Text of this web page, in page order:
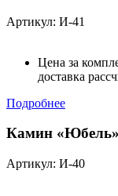
Артикул: И-41
Цена за
доставка
Подробнее
Камин «Юбель»
Артикул: И-40